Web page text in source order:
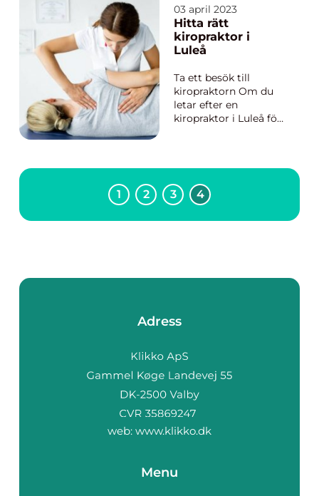
tankemönster och
beteenden. KBT har
visat sig vara effektiv
vid behandling av
depression och...
03 april 2023
Hitta rätt
kiropraktor i
Luleå
Ta ett besök till
kiropraktorn Om du
letar efter en
kiropraktor i Luleå för
eller allmänt
välbefinnande har du
tur. Det finns flera
1 2 3 4
Adress
web: www.klikko.dk
Menu